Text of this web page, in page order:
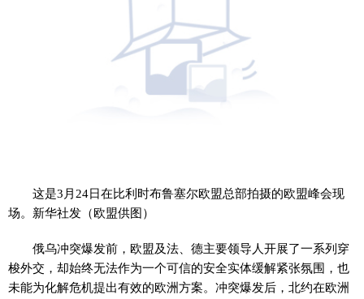
这是3月24日在比利时布鲁塞尔欧盟总部拍摄的欧盟峰会现
场。新华社发（欧盟供图）
俄乌冲突爆发前，欧盟及法、德主要领导人开展了一系列穿
梭外交，却始终无法作为一个可信的安全实体缓解紧张氛围，也
未能为化解危机提出有效的欧洲方案。冲突爆发后，北约在欧洲